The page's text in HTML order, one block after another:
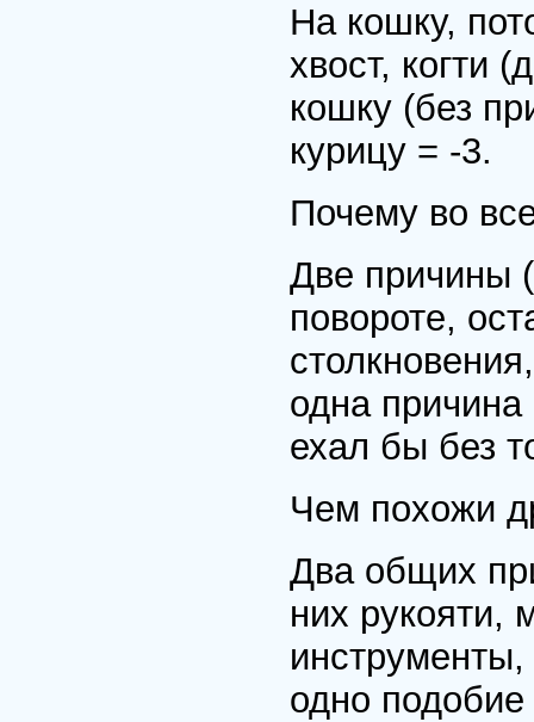
На кошку,
хвост, когти
кошку (без
курицу = -3.
Почему во
Две причины
повороте,
одна
ехал бы без
Чем похожи
Два общих
них рукояти,
одно